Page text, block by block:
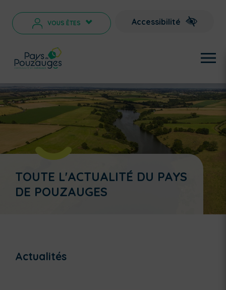
VOUS ÊTES > Accessibilité
TOUTE L'ACTUALITÉ DU PAYS
DE POUZAUGES
Actualités